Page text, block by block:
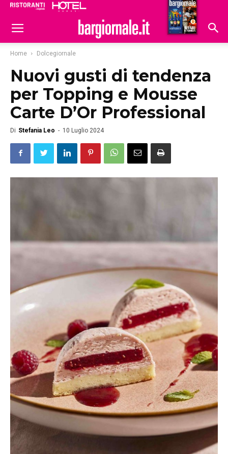
Hoteldomani
Home Dolcegiornale
Nuovi gusti di tendenza
per Topping e Mousse
Carte D’Or Professional
Di Stefania Leo - 10 Luglio 2024